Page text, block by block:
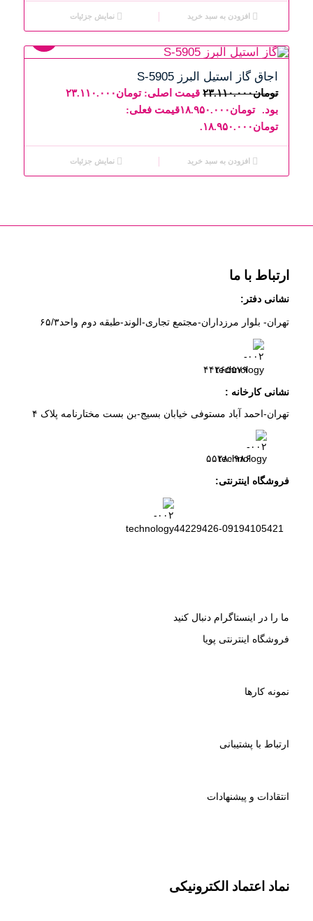
افزودن به سبد خرید نمایش جزئیات
اجاق گاز استیل البرز S-5905
تومان۲۳.۱۱۰.۰۰۰
قیمت اصلی: تومان۲۳.۱۱۰.۰۰۰
بود.
تومان۱۸.۹۵۰.۰۰۰قیمت فعلی:
تومان۱۸.۹۵۰.۰۰۰.
افزودن به سبد خرید نمایش جزئیات
ارتباط با ما
نشانی دفتر:
تهران- بلوار مرزداران-مجتمع تجاری-الوند-طبقه دوم واحد۶ ۵/۳
۴۴ ۲۶۵۵۷۹
نشانی کارخانه :
تهران-احمد آباد مستوفی خیابان بسیج-بن بست مختارنامه پلاک ۴
۵۵۲۸۰۹۸۶
فروشگاه اینترنتی:
44229426-09194105421
ما را در اینستاگرام دنبال کنید
فروشگاه اینترنتی پویا
نمونه کارها
ارتباط با پشتیبانی
انتقادات و پیشنهادات
نماد اعتماد الکترونیکی